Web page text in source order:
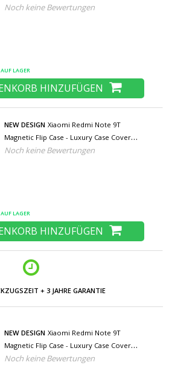
Hülle Liquid Cover Grün
Noch keine Bewertungen
AUF LAGER
HINZUFÜGEN
NEW DESIGN Xiaomi Redmi Note 9T
Magnetic Flip Case - Luxury Case Cover
Pink
Noch keine Bewertungen
AUF LAGER
HINZUFÜGEN
UND GROSSE AUSWAHL
NEW DESIGN Xiaomi Redmi Note 9T
Magnetic Flip Case - Luxury Case Cover
Gelb
Noch keine Bewertungen